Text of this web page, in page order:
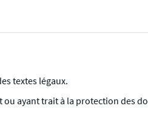
textes légaux.
ayant trait à la protection des